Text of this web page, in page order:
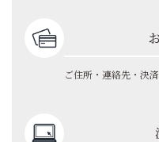
ご住所・連絡先・決